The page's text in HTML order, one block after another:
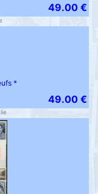
49.00 €
*
49.00 €